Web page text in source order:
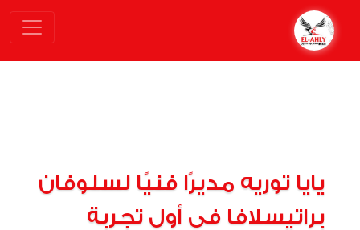
يايا توريه مديرًا فنيًا لسلوفان
براتيسلافا في أول تجربة